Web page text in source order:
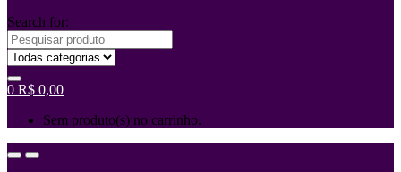
Search for:
0 R$ 0,00
Sem produto(s) no carrinho.